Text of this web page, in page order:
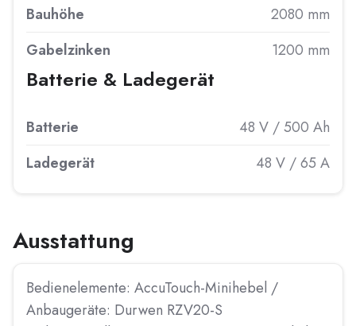
Bauhöhe
2080 mm
Gabelzinken
1200 mm
Batterie & Ladegerät
Batterie
48 V / 500 Ah
Ladegerät
48 V / 65 A
Ausstattung
Bedienelemente: AccuTouch-Minihebel /
Anbaugeräte: Durwen RZV20-S